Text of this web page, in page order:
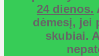
24 dienos.
dėmesį, jei
skubiai.